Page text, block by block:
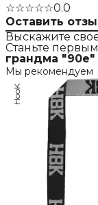
☆☆☆☆☆0.0
Оставить
Выскажите
Станьте
грандма
Мы рекомендуем
HooK